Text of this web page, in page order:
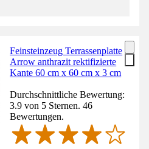
Feinsteinzeug Terrassenplatte
Arrow anthrazit rektifizierte
Kante 60 cm x 60 cm x 3 cm
Durchschnittliche Bewertung:
3.9 von 5 Sternen. 46
Bewertungen.